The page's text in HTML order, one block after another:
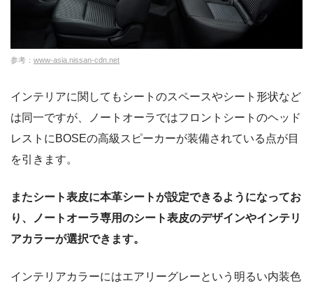
参考： www-asia.nissan-cdn.net
インテリアに関してもシートのスペースやシート形状など
は同一ですが、ノートオーラではフロントシートのヘッド
レストにBOSEの高級スピーカーが装備されている点が目
を引きます。
またシート表皮に本革シートが設定できるようになってお
り、ノートオーラ専用のシート表皮のデザインやインテリ
アカラーが選択できます。
インテリアカラーにはエアリーグレーという明るい内装色